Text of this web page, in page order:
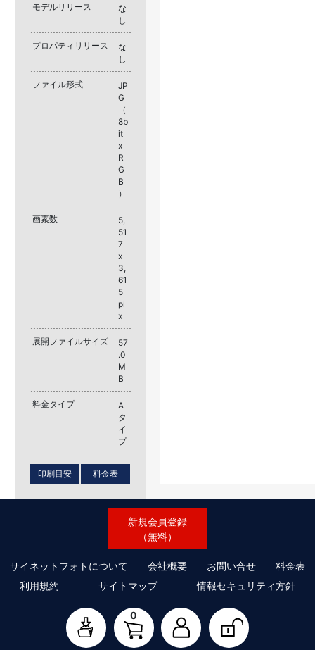
モデルリリース
な
し
プロパティリリース
な
し
ファイル形式
JP
G
（
8b
it
x
R
G
B
）
画素数
5,
51
7
x
3,
61
5
pi
x
展開ファイルサイズ
57
.0
M
B
料金タイプ
A
タ
イ
プ
印刷目安 料金表
新規会員登録
（無料）
サイネットフォトについて 会社概要 お問い合せ
料金表
利用規約
サイトマップ 情報セキュリティ方針
0